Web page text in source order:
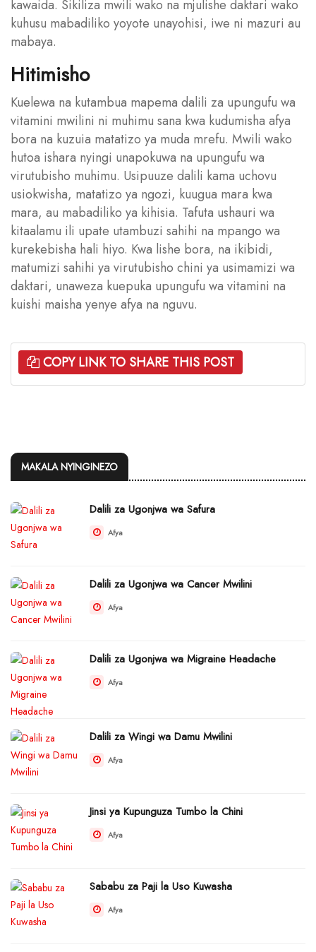
kawaida. Sikiliza mwili wako na mjulishe daktari wako
kuhusu mabadiliko yoyote unayohisi, iwe ni mazuri au
mabaya.
Hitimisho
Kuelewa na kutambua mapema dalili za upungufu wa
vitamini mwilini ni muhimu sana kwa kudumisha afya
bora na kuzuia matatizo ya muda mrefu. Mwili wako
hutoa ishara nyingi unapokuwa na upungufu wa
virutubisho muhimu. Usipuuze dalili kama uchovu
usiokwisha, matatizo ya ngozi, kuugua mara kwa
mara, au mabadiliko ya kihisia. Tafuta ushauri wa
kitaalamu ili upate utambuzi sahihi na mpango wa
kurekebisha hali hiyo. Kwa lishe bora, na ikibidi,
matumizi sahihi ya virutubisho chini ya usimamizi wa
daktari, unaweza kuepuka upungufu wa vitamini na
kuishi maisha yenye afya na nguvu.
COPY LINK TO SHARE THIS POST
MAKALA NYINGINEZO
Dalili za Ugonjwa wa Safura
Afya
Dalili za Ugonjwa wa Cancer Mwilini
Afya
Dalili za Ugonjwa wa Migraine Headache
Afya
Dalili za Wingi wa Damu Mwilini
Afya
Jinsi ya Kupunguza Tumbo la Chini
Afya
Sababu za Paji la Uso Kuwasha
Afya